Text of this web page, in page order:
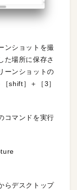
ンショットを撮
た場所に保存さ
ーンショットの
shift］＋［3］
コマンドを実行
らデスクトップ